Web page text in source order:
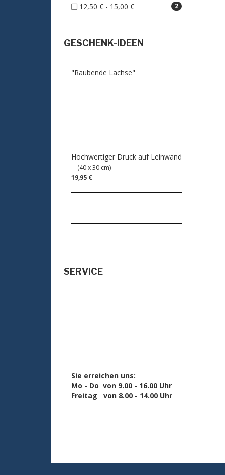
2
12,50 € - 15,00 €
GESCHENK-IDEEN
"Raubende Lachse"
Hochwertiger Druck auf Leinwand
(40 x 30 cm)
19,95 €
SERVICE
Sie erreichen uns:
Mo - Do von 9.00 - 16.00 Uhr
Freitag von 8.00 - 14.00 Uhr